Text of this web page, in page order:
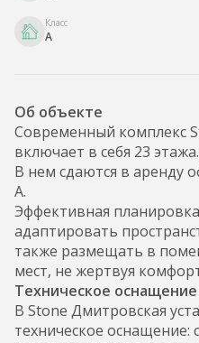
Класс
A
Об объекте
Современный комплекс
включает в себя 23 этажа.
В нем сдаются в аренду
А.
Эффективная
адаптировать
также размещать в
мест, не жертвуя
Техническое оснащение
В Stone Дмитровская
техническое